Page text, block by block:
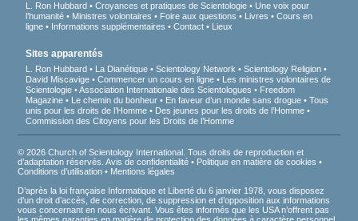
L. Ron Hubbard Croyances et pratiques de Scientologie
Une voix pour
l’humanité
Ministres volontaires Foire aux questions Livres
Cours en
ligne
Informations supplémentaires Contact Lieux
Sites apparentés
L. Ron Hubbard La Dianétique Scientology Network
Scientology Religion
David Miscavige
Commencer un cours en ligne
Les ministres volontaires de
Scientologie
Association Internationale des Scientologues
Freedom
Magazine
Le chemin du bonheur En faveur d’un monde sans drogue
Tous
unis pour les droits de l’Homme
Des jeunes pour les droits de l’Homme
Commission des Citoyens pour les Droits de l’Homme
© 2026 Church of Scientology International. Tous droits de reproduction et
d’adaptation réservés.Avis de confidentialité • Politique en matière de cookies •
Conditions d’utilisation • Mentions légales
D’après la loi française Informatique et Liberté du 6 janvier 1978, vous disposez
d’un droit d’accès, de correction, de suppression et d’opposition aux informations
vous concernant en nous écrivant. Vous êtes informés que les USA n’offrent pas